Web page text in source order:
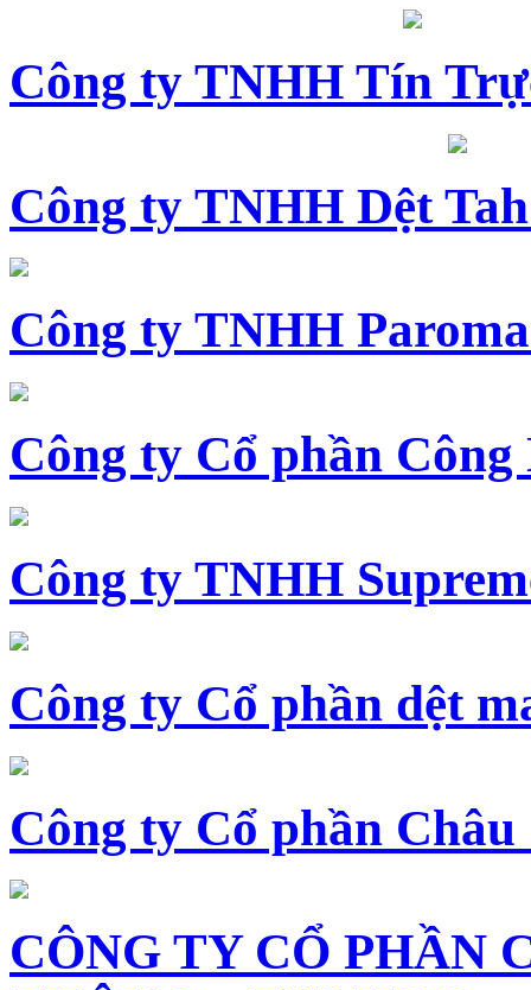
Công ty TNHH Tín
Công ty TNHH Dệt
Công ty TNHH
Công ty Cổ phần Công
Công ty TNHH
Công ty Cổ phần dệt
Công ty Cổ phần Châu
CÔNG TY CỔ PHẦN